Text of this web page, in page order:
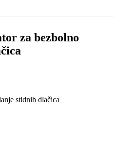
za bezbolno
stidnih dlačica